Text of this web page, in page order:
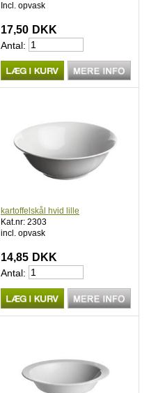
Incl. opvask
17,50 DKK
Antal:
kartoffelskål hvid lille
Kat.nr: 2303
incl. opvask
14,85 DKK
Antal: